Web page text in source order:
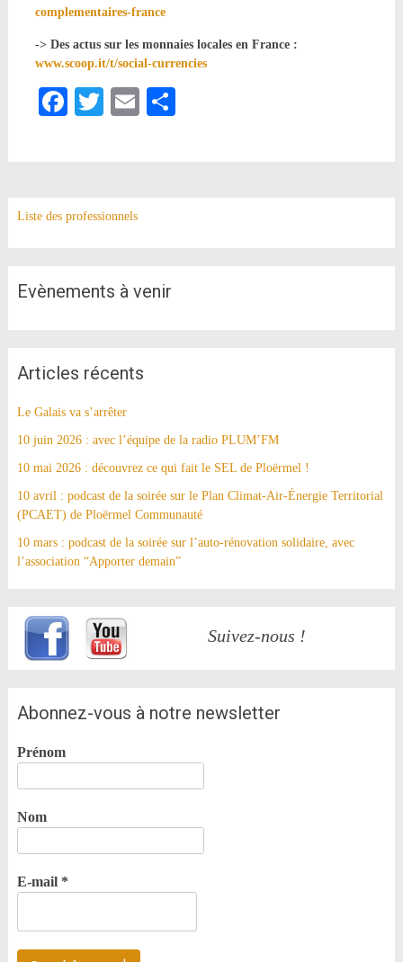
complementaires-france
-> Des actus sur les monnaies locales en France :
www.scoop.it/t/social-currencies
Facebook
TwitterEmail
Liste des professionnels
Evènements à venir
Articles récents
Le Galais va s’arrêter
10 juin 2026 : avec l’équipe de la radio PLUM’FM
10 mai 2026 : découvrez ce qui fait le SEL de Ploërmel !
10 avril : podcast de la soirée sur le Plan Climat-Air-Énergie Territorial
(PCAET) de Ploërmel Communauté
10 mars : podcast de la soirée sur l’auto-rénovation solidaire, avec
l’association “Apporter demain”
Suivez-nous !
Abonnez-vous à notre newsletter
Prénom
Nom
E-mail *